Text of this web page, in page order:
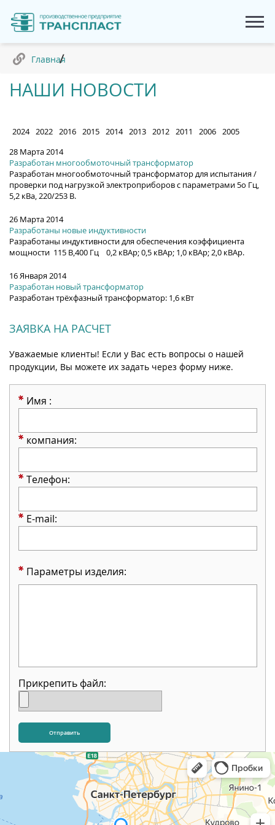
Главная
НАШИ НОВОСТИ
2024 2022 2016 2015 2014 2013 2012 2011 2006 2005
28 Марта 2014
Разработан многообмоточный трансформатор
Разработан многообмоточный трансформатор для испытания /
проверки под нагрузкой электроприборов с параметрами 5о Гц,
5,2 кВа, 220/253 В.
26 Марта 2014
Разработаны новые индуктивности
Разработаны индуктивности для обеспечения коэффициента
мощности 115 В,400 Гц 0,2 кВАр; 0,5 кВАр; 1,0 кВАр; 2,0 кВАр.
16 Января 2014
Разработан новый трансформатор
Разработан трёхфазный трансформатор: 1,6 кВт
ЗАЯВКА НА РАСЧЕТ
Уважаемые клиенты! Если у Вас есть вопросы о нашей
продукции, Вы можете их задать через форму ниже.
Имя :
компания:
Телефон:
E-mail:
Параметры изделия:
Прикрепить файл: